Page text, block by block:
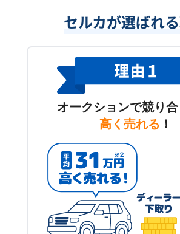
セルカが選ばれ
オークションで競り
高く売れる ！